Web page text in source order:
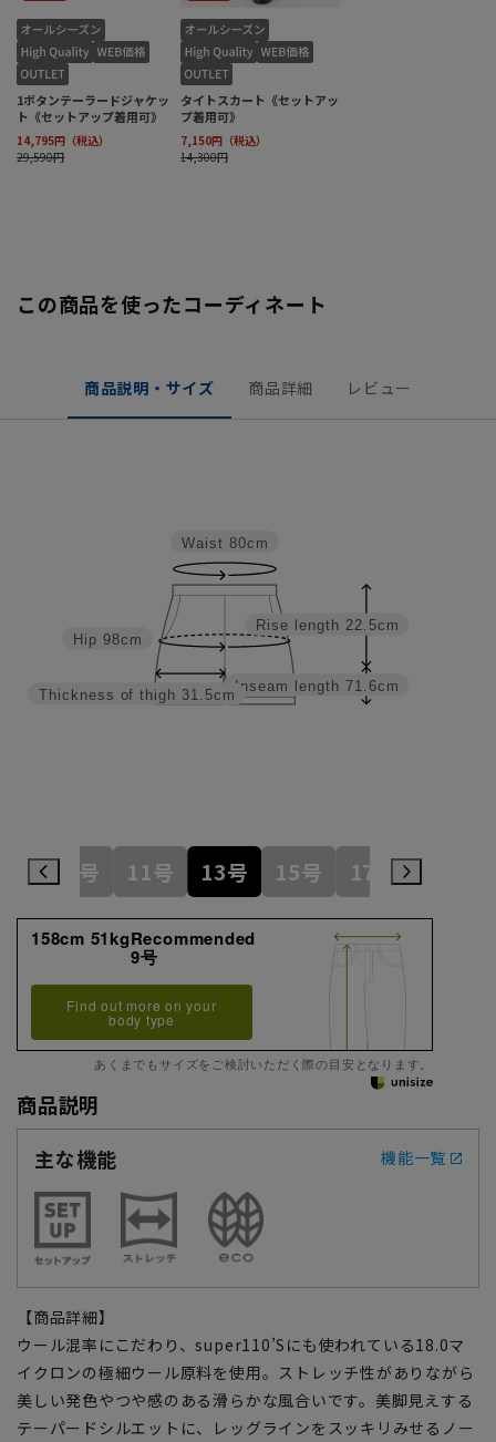
この商品を使ったコーディネート
商品説明・サイズ 商品詳細 レビュー
Rise length 22.5cm
Inseam length 71.6cm
Thickness of thigh 31.5cm
Hip 98cm
Waist 80cm
7号 9号 11号 13号 15号 17号
158cm 51kgRecommended
9号
Find out more on your
body type
あくまでもサイズをご検討いただく際の目安となります。
商品説明
主な機能
機能一覧
【商品詳細】
ウール混率にこだわり、super110’Sにも使われている18.0マ
イクロンの極細ウール原料を使用。ストレッチ性がありながら
美しい発色やつや感のある滑らかな風合いです。美脚見えする
テーパードシルエットに、レッグラインをスッキリみせるノー